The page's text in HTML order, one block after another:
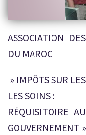
ASSOCIATION
DU MAROC
» IMPÔTS SUR
LES SOINS :
RÉQUISITOIRE
GOUVERNEMENT »